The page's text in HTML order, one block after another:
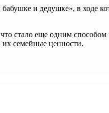
и дедушке», в ходе
стало еще одним
их семейные ценности.